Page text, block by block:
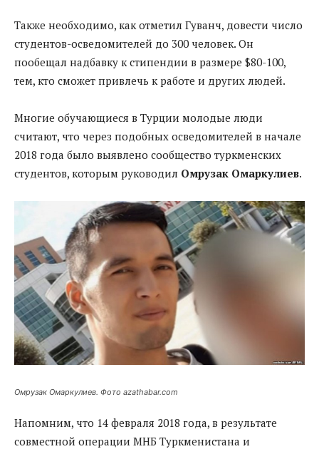
Также необходимо, как отметил Гуванч, довести число
студентов-осведомителей до 300 человек. Он
пообещал надбавку к стипендии в размере $80-100,
тем, кто сможет привлечь к работе и других людей.
Многие обучающиеся в Турции молодые люди
считают, что через подобных осведомителей в начале
2018 года было выявлено сообщество туркменских
студентов, которым руководил Омрузак Омаркулиев.
Омрузак Омаркулиев. Фото azathabar.com
Напомним, что 14 февраля 2018 года, в результате
совместной операции МНБ Туркменистана и